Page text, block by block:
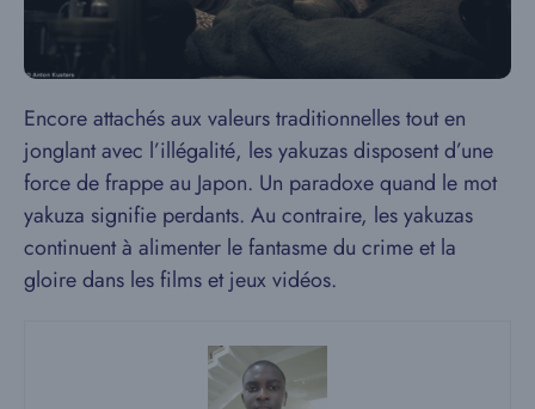
Encore attachés aux valeurs traditionnelles tout en
jonglant avec l’illégalité, les yakuzas disposent d’une
force de frappe au Japon. Un paradoxe quand le mot
yakuza signifie perdants. Au contraire, les yakuzas
continuent à alimenter le fantasme du crime et la
gloire dans les films et jeux vidéos.